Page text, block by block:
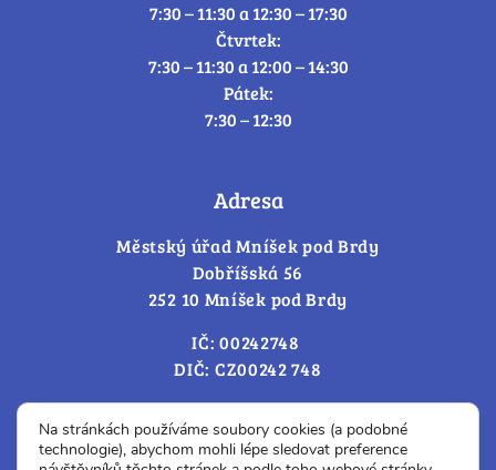
7:30 – 11:30 a 12:30 – 17:30
Čtvrtek:
7:30 – 11:30 a 12:00 – 14:30
Pátek:
7:30 – 12:30
Adresa
Městský úřad Mníšek pod Brdy
Dobříšská 56
252 10 Mníšek pod Brdy
IČ: 00242748
DIČ: CZ00242 748
Cookies – změna souhlasu
Na stránkách používáme soubory cookies (a podobné
technologie), abychom mohli lépe sledovat preference